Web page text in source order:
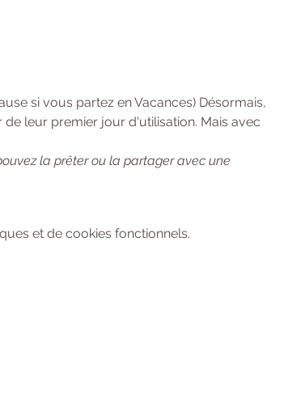
si vous partez en Vacances) Désormais,
leur premier jour d'utilisation. Mais avec
la prêter ou la partager avec une
et de cookies fonctionnels.